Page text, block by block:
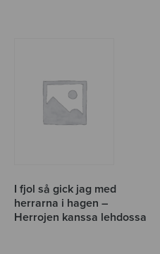
I fjol så gick jag med
herrarna i hagen –
Herrojen kanssa lehdossa